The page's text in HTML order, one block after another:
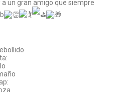
un gran amigo que siempre